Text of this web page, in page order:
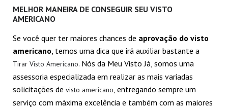
MELHOR MANEIRA DE CONSEGUIR SEU VISTO
AMERICANO
Se você quer ter maiores chances de aprovação do visto
americano , temos uma dica que irá auxiliar bastante a
Tirar Visto Americano. Nós da Meu Visto Já, somos uma
assessoria especializada em realizar as mais variadas
solicitações de visto americano , entregando sempre um
serviço com máxima excelência e também com as maiores